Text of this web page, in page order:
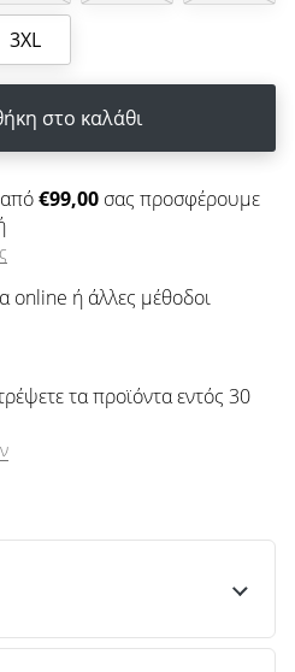
3XL
στο καλάθι
€99,00 σας προσφέρουμε
online ή άλλες μέθοδοι
τα προϊόντα εντός 30